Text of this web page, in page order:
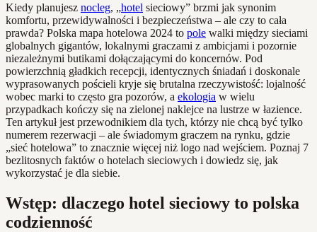
Kiedy planujesz nocleg, „hotel sieciowy” brzmi jak synonim
komfortu, przewidywalności i bezpieczeństwa – ale czy to cała
prawda? Polska mapa hotelowa 2024 to pole walki między sieciami
globalnych gigantów, lokalnymi graczami z ambicjami i pozornie
niezależnymi butikami dołączającymi do koncernów. Pod
powierzchnią gładkich recepcji, identycznych śniadań i doskonale
wyprasowanych pościeli kryje się brutalna rzeczywistość: lojalność
wobec marki to często gra pozorów, a ekologia w wielu
przypadkach kończy się na zielonej naklejce na lustrze w łazience.
Ten artykuł jest przewodnikiem dla tych, którzy nie chcą być tylko
numerem rezerwacji – ale świadomym graczem na rynku, gdzie
„sieć hotelowa” to znacznie więcej niż logo nad wejściem. Poznaj 7
bezlitosnych faktów o hotelach sieciowych i dowiedz się, jak
wykorzystać je dla siebie.
Wstęp: dlaczego hotel sieciowy to polska
codzienność